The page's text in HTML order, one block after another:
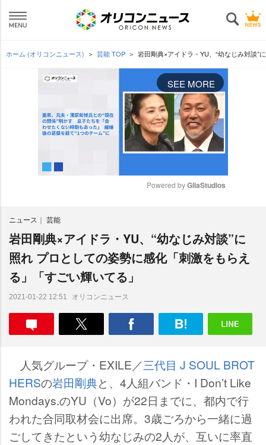
ホーム (オリコンニュース) 芸能 TOP 田剛典×アイドラ・YU、“幼なじみ対談”
SEE MORE
e
Powered by GliaStudios
ニュース 芸能
田剛典×アイドラ・YU、“幼なじみ対談”に
照れ プロとしての姿勢に感化「刺激をもらえ
る」「すごい輝いてる」
2021-01-22 12:51 オリコンニュース
人気グループ・EXILE／三代目 J SOUL BROT
HERSの田剛典と、4人組バンド・I Don’t Like
Mondays.のYU（Vo）が22日までに、都内で行
われた合同取材会に出席。3歳ごろから一緒に過
ごしてきたという幼なじみの2人が、互いに率直